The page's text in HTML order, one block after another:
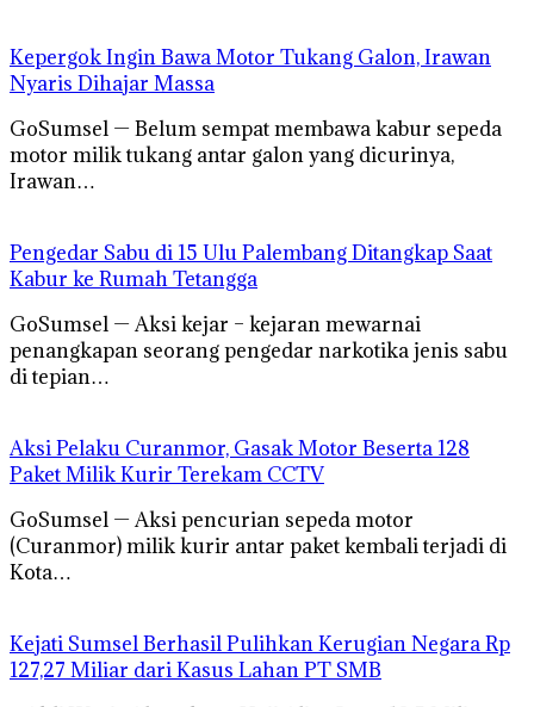
Kepergok Ingin Bawa Motor Tukang Galon, Irawan
Nyaris Dihajar Massa
GoSumsel — Belum sempat membawa kabur sepeda
motor milik tukang antar galon yang dicurinya,
Irawan…
Pengedar Sabu di 15 Ulu Palembang Ditangkap Saat
Kabur ke Rumah Tetangga
GoSumsel — Aksi kejar – kejaran mewarnai
penangkapan seorang pengedar narkotika jenis sabu
di tepian…
Aksi Pelaku Curanmor, Gasak Motor Beserta 128
Paket Milik Kurir Terekam CCTV
GoSumsel — Aksi pencurian sepeda motor
(Curanmor) milik kurir antar paket kembali terjadi di
Kota…
Kejati Sumsel Berhasil Pulihkan Kerugian Negara Rp
127,27 Miliar dari Kasus Lahan PT SMB